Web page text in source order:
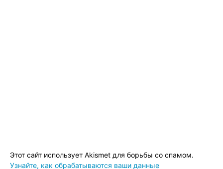
Этот сайт использует Akismet для борьбы со спамом.
Узнайте, как обрабатываются ваши данные